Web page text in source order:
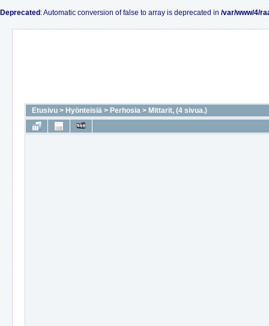
Deprecated : Automatic conversion of false to array is deprecated in /var/www/4/
Etusivu > Hyönteisiä > Perhosia > Mittarit, (4 sivua.)